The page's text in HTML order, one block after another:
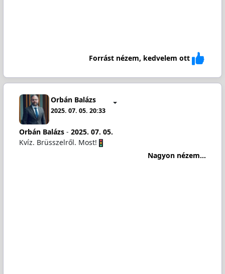
Forrást nézem, kedvelem ott
Orbán Balázs
2025. 07. 05. 20:33
Orbán Balázs- 2025. 07. 05.
Kvíz. Brüsszelről. Most!
Nagyon nézem...